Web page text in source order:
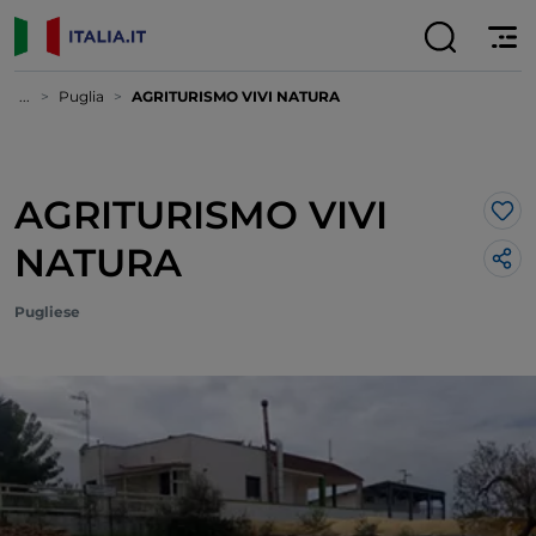
... Puglia AGRITURISMO VIVI NATURA
AGRITURISMO VIVI
NATURA
Pugliese